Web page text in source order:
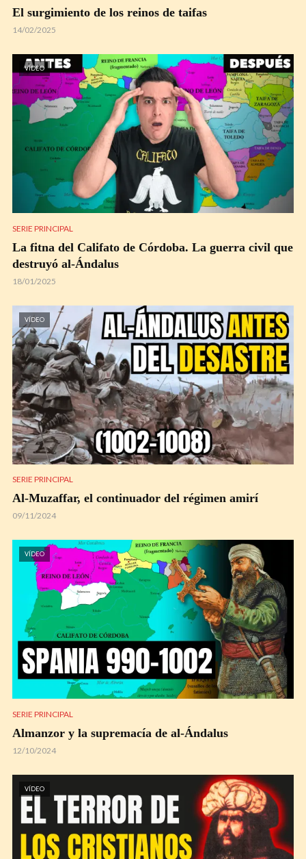
El surgimiento de los reinos de taifas
14/02/2025
VÍDEO
SERIE PRINCIPAL
La fitna del Califato de Córdoba. La guerra civil que
destruyó al-Ándalus
18/01/2025
VÍDEO
SERIE PRINCIPAL
Al-Muzaffar, el continuador del régimen amirí
09/11/2024
VÍDEO
SERIE PRINCIPAL
Almanzor y la supremacía de al-Ándalus
12/10/2024
VÍDEO